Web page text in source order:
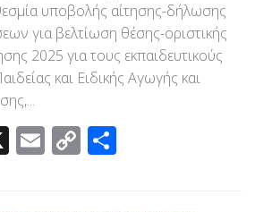
υποβολής αίτησης-δήλωσης
για βελτίωση θέσης-οριστικής
2025 για τους εκπαιδευτικούς
και Ειδικής Αγωγής και
X Email
Copy